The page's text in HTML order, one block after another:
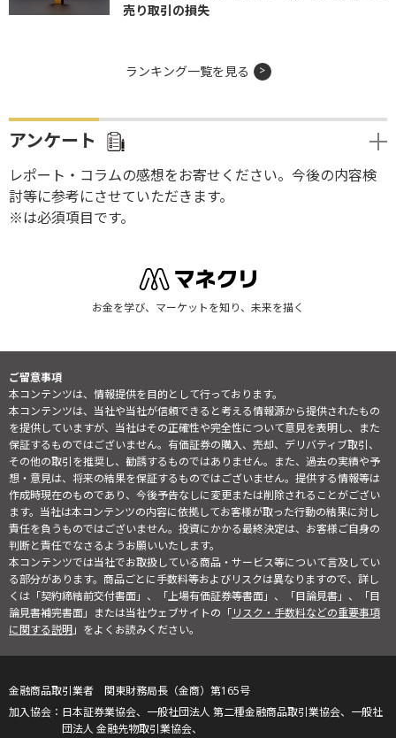
売り取引の損失
ランキング一覧を見る
アンケート
レポート・コラムの感想をお寄せください。今後の内容検
討等に参考にさせていただきます。
※は必須項目です。
お金を学び、マーケットを知り、未来を描く
ご留意事項
本コンテンツは、情報提供を目的として行っております。
本コンテンツは、当社や当社が信頼できると考える情報源から提供されたもの
を提供していますが、当社はその正確性や完全性について意見を表明し、また
保証するものではございません。有価証券の購入、売却、デリバティブ取引、
その他の取引を推奨し、勧誘するものではありません。また、過去の実績や予
想・意見は、将来の結果を保証するものではございません。提供する情報等は
作成時現在のものであり、今後予告なしに変更または削除されることがござい
ます。当社は本コンテンツの内容に依拠してお客様が取った行動の結果に対し
責任を負うものではございません。投資にかかる最終決定は、お客様ご自身の
判断と責任でなさるようお願いいたします。
本コンテンツでは当社でお取扱している商品・サービス等について言及してい
る部分があります。商品ごとに手数料等およびリスクは異なりますので、詳し
くは「契約締結前交付書面」、「上場有価証券等書面」、「目論見書」、「目
論見書補完書面」または当社ウェブサイトの「リスク・手数料などの重要事項
に関する説明」をよくお読みください。
金融商品取引業者 関東財務局長（金商）第165号
日本証券業協会、一般社団法人 第二種金融商品取引業協会、一般社
団法人 金融先物取引業協会、